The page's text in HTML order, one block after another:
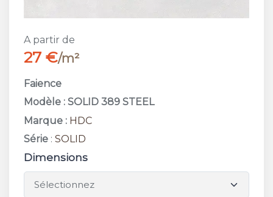
A partir de
27 €/m²
Faience
Modèle : SOLID 389 STEEL
Marque : HDC
Série : SOLID
Dimensions